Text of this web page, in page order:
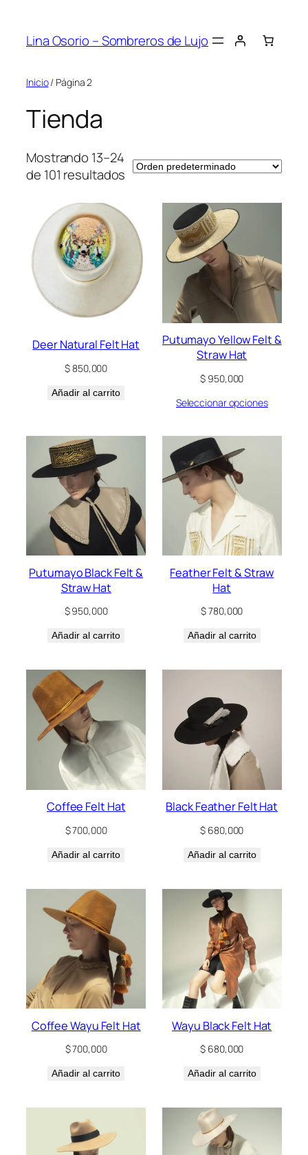
contenido
Lina Osorio – Sombreros de Lujo
Inicio/ Página 2
Tienda
Mostrando 13–24
de 101 resultados
Deer Natural Felt Hat
$850,000
Añadir al carrito
Putumayo Yellow Felt &
Straw Hat
$ 950,000
Seleccionar opciones
Putumayo Black Felt &
Straw Hat
$950,000
Añadir al carrito
Feather Felt & Straw
Hat
$780,000
Añadir al carrito
Coffee Felt Hat
$700,000
Añadir al carrito
Black Feather Felt Hat
$ 680,000
Añadir al carrito
Coffee Wayu Felt Hat
$700,000
Añadir al carrito
Wayu Black Felt Hat
$ 680,000
Añadir al carrito